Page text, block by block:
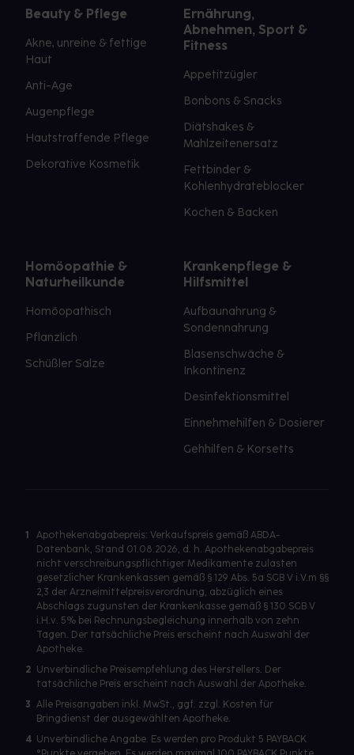
Beauty & Pflege
Akne, unreine & fettige
Haut
Anti-Age
Augenpflege
Hautstraffende Pflege
Dekorative Kosmetik
Ernährung,
Abnehmen, Sport &
Fitness
Appetitzügler
Bonbons & Snacks
Diätshakes &
Mahlzeitenersatz
Fettbinder &
Kohlenhydrateblocker
Kochen & Backen
Homöopathie &
Naturheilkunde
Homöopathisch
Pflanzlich
Schüßler Salze
Krankenpflege &
Hilfsmittel
Aufbaunahrung &
Sondennahrung
Blasenschwäche &
Inkontinenz
Desinfektionsmittel
Einnehmehilfen & Dosierer
Gehhilfen & Korsetts
1
Apothekenabgabepreis: Verkaufspreis gemäß ABDA-
Datenbank, Stand 01.08.2026, d. h. Apothekenabgabepreis
nicht verschreibungspflichtiger Medikamente zulasten
gesetzlicher Krankenkassen gemäß § 129 Abs. 5a SGB V i.V.m §§
2,3 der Arzneimittelpreisverordnung, abzüglich eines
Abschlags zugunsten der Krankenkasse gemäß § 130 SGB V
i.H.v. 5% bei Rechnungsbegleichung innerhalb von zehn
Tagen. Der tatsächliche Preis erscheint nach Auswahl der
Apotheke.
2 Unverbindliche Preisempfehlung des Herstellers. Der
tatsächliche Preis erscheint nach Auswahl der Apotheke.
3 Alle Preisangaben inkl. MwSt., ggf. zzgl. Kosten für
Bringdienst der ausgewählten Apotheke.
4 Unverbindliche Angabe. Es werden pro Produkt 5 PAYBACK